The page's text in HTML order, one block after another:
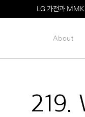
Welcome! 신규 회원
About
219.